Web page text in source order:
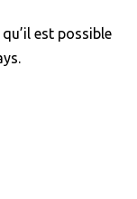
est possible